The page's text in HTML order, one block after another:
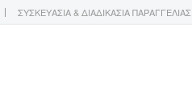
ΣΥΣΚΕΥΑΣΙΑ & ΔΙΑΔΙΚΑΣΙΑ ΠΑΡΑΓΓΕΛΙΑΣ